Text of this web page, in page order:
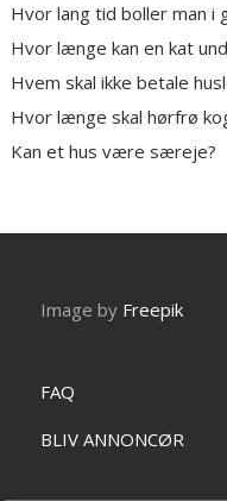
Hvor lang tid boller man i
Hvor længe kan en kat
Hvem skal ikke betale
Hvor længe skal hørfrø
Kan et hus være særeje?
Image by Freepik
FAQ
BLIV ANNONCØR